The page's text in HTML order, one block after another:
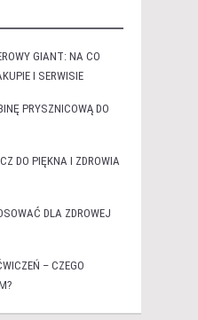
GIANT: NA CO
I SERWISIE
PRYSZNICOWĄ DO
DO PIĘKNA I ZDROWIA
DLA ZDROWEJ
– CZEGO